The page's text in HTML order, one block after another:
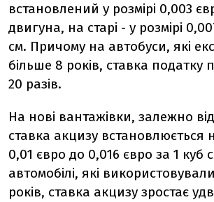
встановлений у розмірі 0,003
двигуна, на старі - у розмірі
см. Причому на автобуси, які
більше 8 років, ставка податку
20 разів.
На нові вантажівки, залежно
ставка акцизу встановлюється
0,01 євро до 0,016 євро за 1 куб
автомобілі, які
років, ставка акцизу зростає